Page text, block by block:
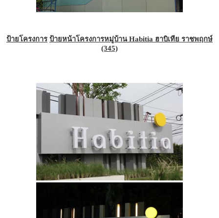
ป้ายโครงการ ป้ายหน้าโครงการหมู่บ้าน Habitia ฮาบิเทีย ราชพฤกษ์
(345)